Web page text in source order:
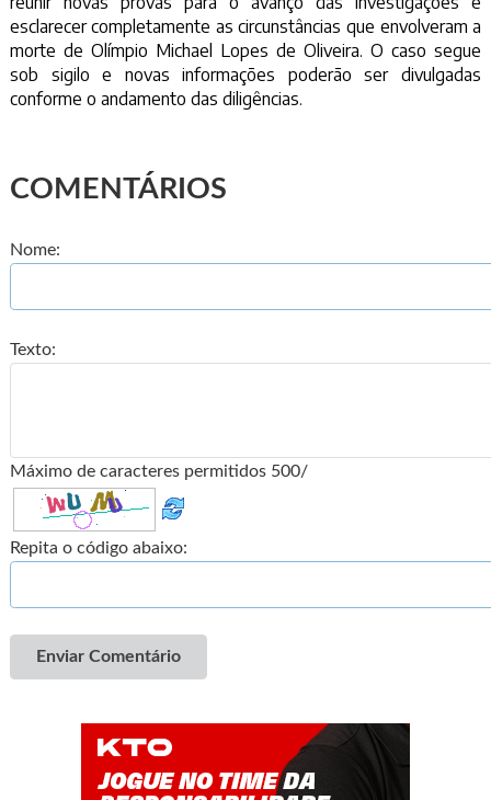
esclarecer completamente as circunstâncias que envolveram a
morte de Olímpio Michael Lopes de Oliveira. O caso segue
sob sigilo e novas informações poderão ser divulgadas
conforme o andamento das diligências.
COMENTÁRIOS
Nome:
Texto:
Máximo de caracteres permitidos 500/
Repita o código abaixo:
Enviar Comentário